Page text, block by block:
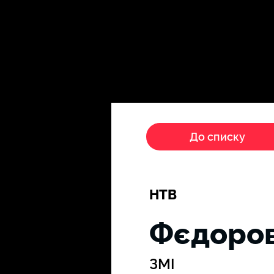
До списку
НТВ
ЗМІ